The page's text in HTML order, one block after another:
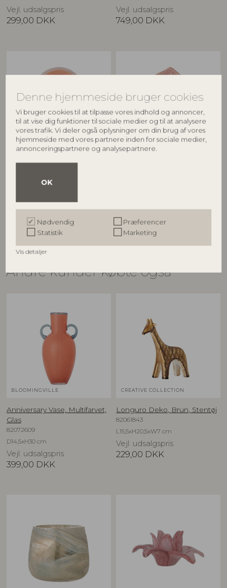
Denne hjemmeside bruger cookies
Vi bruger cookies til at tilpasse vores indhold og annoncer,
til at vise dig funktioner til sociale medier og til at analysere
vores trafik. Vi deler også oplysninger om din brug af vores
hjemmeside med vores partnere inden for sociale medier,
annonceringspartnere og analysepartnere.
OK
Nødvendig
Præferencer
Statistik
Marketing
Vis detaljer
Vejl. udsalgspris
299,00 DKK
Vejl. udsalgspris
749,00 DKK
BLOOMINGVILLE
Vejl. udsalgspris
399,00 DKK
CREATIVE COLLECTION
529,00 DKK
Andre kunder købte også
BLOOMINGVILLE
Anniversary Vase, Multifarvet,
Glas
82072609
D14,5xH30 cm
Vejl. udsalgspris
399,00 DKK
CREATIVE COLLECTION
Longuro Deko, Brun, Stentøj
82061843
L15,5xH20,5xW7 cm
Vejl. udsalgspris
229,00 DKK